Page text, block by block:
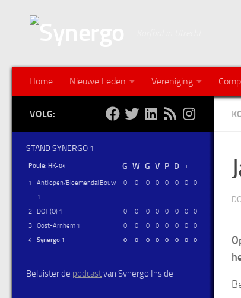
Home Nieuwe Leden Vereniging
VOLG:
STAND SYNERGO 1
Poule: HK-04
1
Antilopen/Bloemendal Bouw
1
0 0 0 0 0 0 0 0
2 DOT (O) 1 0 0 0 0 0 0 0
0
3
Oost-Arnhem 1 0 0 0 0 0 0 0
0
4
Synergo 1 0 0 0 0 0 0 0 0
Beluister de podcastvan Synergo Inside